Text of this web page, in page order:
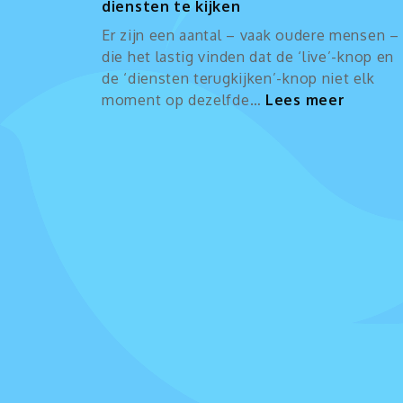
diensten te kijken
Er zijn een aantal – vaak oudere mensen –
die het lastig vinden dat de ‘live’-knop en
de ‘diensten terugkijken’-knop niet elk
moment op dezelfde… Lees meer